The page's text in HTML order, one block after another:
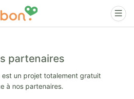
partenaires
est un projet totalement gratuit
à nos partenaires.